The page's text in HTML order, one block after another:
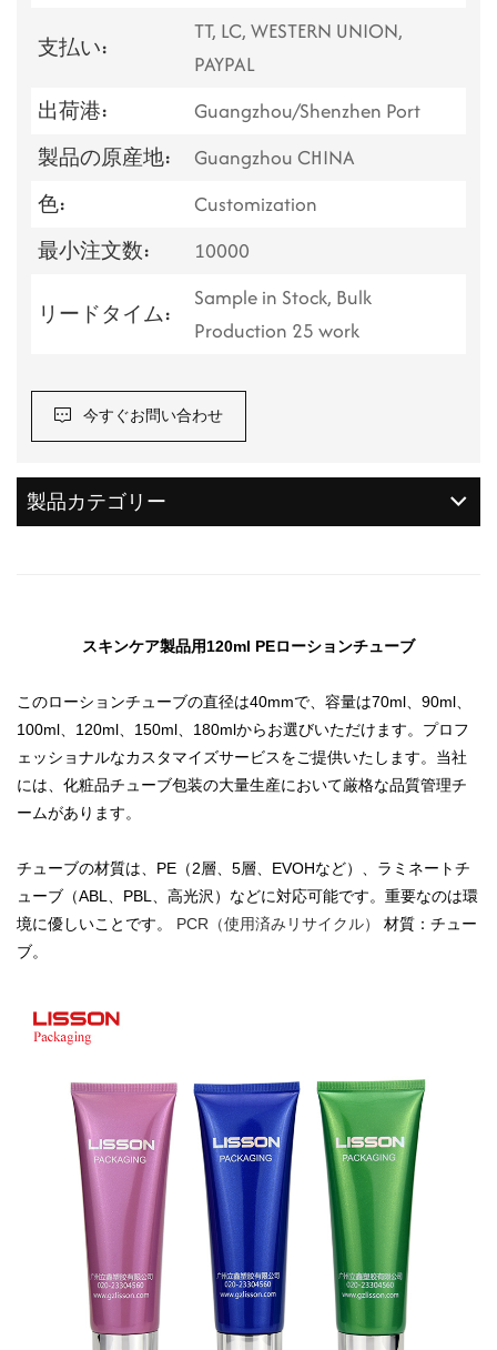
支払い:
TT, LC, WESTERN UNION,
PAYPAL
出荷港:
Guangzhou/Shenzhen Port
製品の原産地:
Guangzhou CHINA
色:
Customization
最小注文数:
10000
リードタイム:
Sample in Stock, Bulk
Production 25 work
今すぐお問い合わせ
製品カテゴリー
スキンケア製品用120ml PEローションチューブ
このローションチューブの直径は40mmで、容量は70ml、90ml、
100ml、120ml、150ml、180mlからお選びいただけます。プロフ
ェッショナルなカスタマイズサービスをご提供いたします。当社
には、化粧品チューブ包装の大量生産において厳格な品質管理チ
ームがあります。
チューブの材質は、PE（2層、5層、EVOHなど）、ラミネートチ
ューブ（ABL、PBL、高光沢）などに対応可能です。重要なのは環
境に優しいことです。 PCR（使用済みリサイクル） 材質：チュー
ブ。